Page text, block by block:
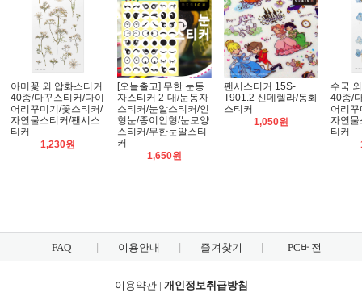
아미꽃 외 압화스티커
40종/다꾸스티커/다이
어리꾸미기/꽃스티커/
자연물스티커/팬시스
티커
1,230원
[오늘출고] 무한 눈동
자스티커 2-대/눈동자
스티커/눈알스티커/인
형눈/종이인형/눈모양
스티커/무한눈알스티
커
1,650원
팬시스티커 15S-
T901.2 신데렐라/동화
스티커
1,050원
수국
40종/
어리
자연물
티커
FAQ 이용안내 즐겨찾기 PC버전
이용약관| 개인정보취급방침